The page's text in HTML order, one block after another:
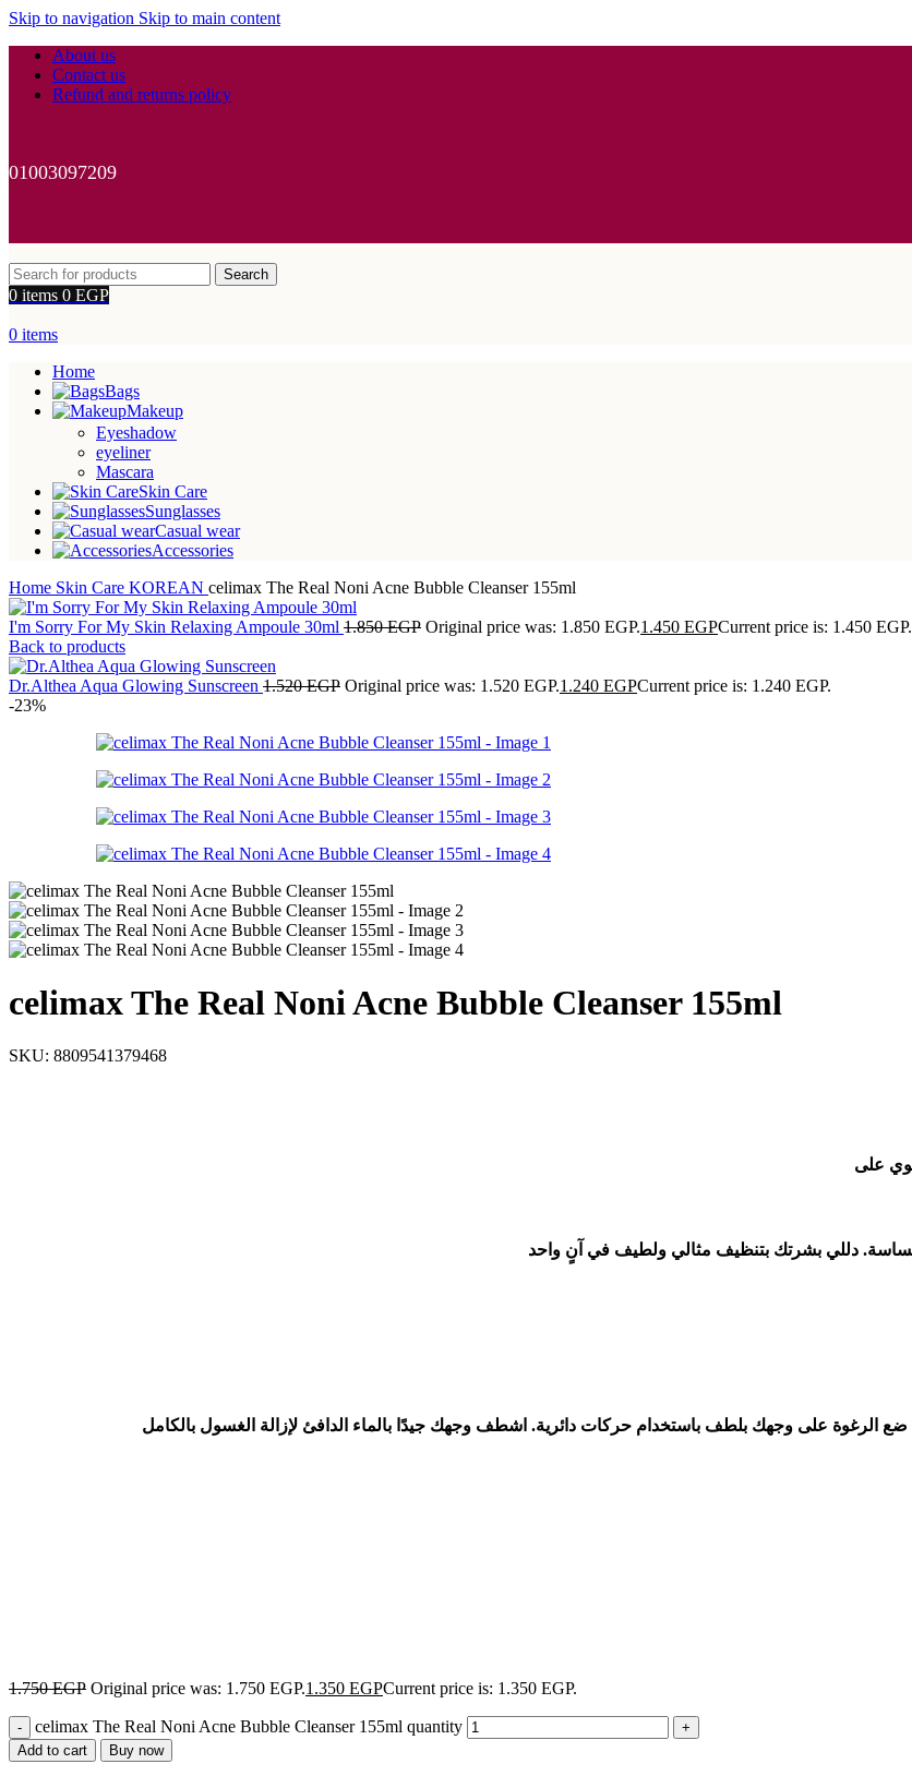
Skip to navigation Skip to main content
About us
Contact us
Refund and returns policy
01003097209
Search
0 items 0 EGP
0 items
Home
Bags
Makeup
Eyeshadow
eyeliner
Mascara
Skin Care
Sunglasses
Casual wear
Accessories
Home Skin Care KOREAN celimax The Real Noni Acne Bubble Cleanser 155ml
I'm Sorry For My Skin Relaxing Ampoule 30ml 1.850EGP Original price was: 1.850 EGP.1.450 EGPCurrent price is: 1.450 EGP.
Back to products
Dr.Althea Aqua Glowing Sunscreen 1.520EGP Original price was: 1.520 EGP.1.240 EGPCurrent price is: 1.240 EGP.
-23%
celimax The Real Noni Acne Bubble Cleanser 155ml
SKU: 8809541379468
1.750EGP Original price was: 1.750 EGP.1.350 EGPCurrent price is: 1.350 EGP.
celimax The Real Noni Acne Bubble Cleanser 155ml quantity
Add to cart Buy now